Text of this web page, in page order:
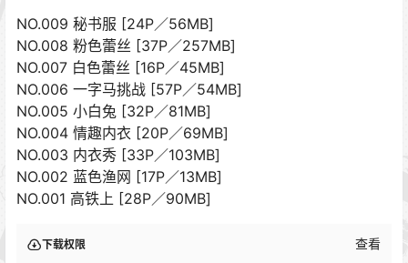
NO.009 秘书服 [24P／56MB]
NO.008 粉色蕾丝 [37P／257MB]
NO.007 白色蕾丝 [16P／45MB]
NO.006 一字马挑战 [57P／54MB]
NO.005 小白兔 [32P／81MB]
NO.004 情趣内衣 [20P／69MB]
NO.003 内衣秀 [33P／103MB]
NO.002 蓝色渔网 [17P／13MB]
NO.001 高铁上 [28P／90MB]
下载权限 查看